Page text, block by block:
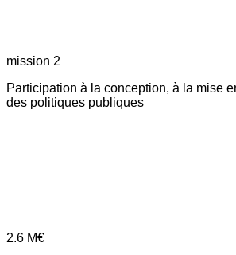
mission 2
Participation à la conception, à la mise
des politiques publiques
2.6 M€